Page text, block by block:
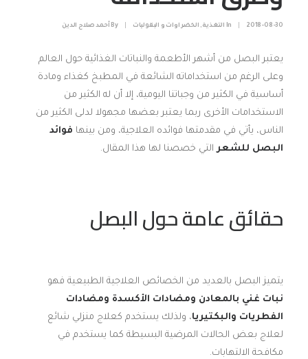
2018-08-30
In التغذية , الخضراوات و البقوليات By أحمد صلاح الدين
يعتبر البصل من أشهر الأطعمة والنباتات الغذائية حول العالم
وعلى الرغم من استخداماته الشائعة في المطبخ كغذاء ومادة
أساسية في الكثير من وجباتنا اليومية، إلا أن له الكثير من
الاستخدامات الأخرى ربما يعتبر بعضها مجهولا لدلى الكثير من
الناس، يأتي في مقدمتها فوائده العلاجية، ومن بينها فوائد
البصل للشعرالتي خصصنا لها هذا المقال.
حقائق عامة حول البصل
يتميز البصل بالعديد من الخصائص العلاجية الطبيعية فهو
نبات غني بالمعادن ومضادات الأكسدة ومضادات
الفطريات والبكتيريا، ولذلك يستخدم كعلاج منزلي شائع
لعلاج بعض الحالات المرضية البسيطة كما يستخدم في
مكافحة الالتهابات.